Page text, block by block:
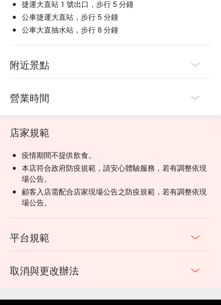
捷運大直站 1 號出口，步行 5 分鐘
公車捷運大直站，步行 5 分鐘
公車大直抽水站，步行 8 分鐘
附近景點
營業時間
店家規範
疫情期間不提供飲食。
本店符合政府防疫規範，請安心體驗服務，若有調整依現
場公告。
顧客入店需配合店家現場公告之防疫規範，若有調整依現
場公告。
平台規範
取消與更改辦法